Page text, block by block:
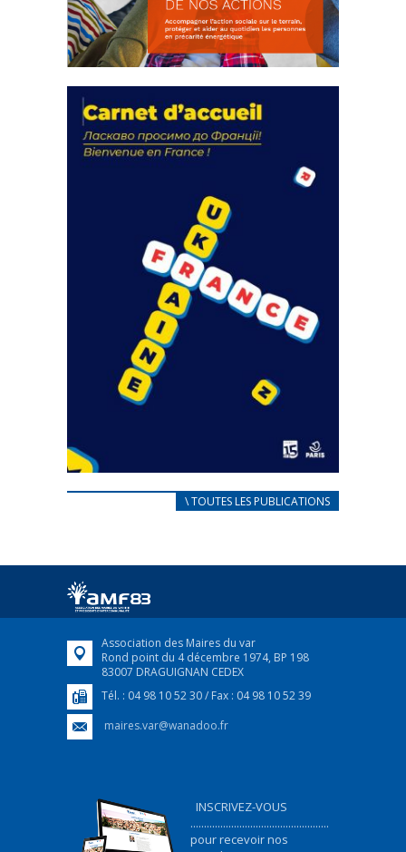
actions
18 septembre 2023
FEUILLETER
CARNET D’ACCUEIL
Afin d’accompagner au mieux les réfugiés
FEUILLETER
\ TOUTES LES PUBLICATIONS
Association des Maires du var
Rond point du 4 décembre 1974, BP 198
83007 DRAGUIGNAN CEDEX
Tél. : 04 98 10 52 30 / Fax : 04 98 10 52 39
maires.var@wanadoo.fr
INSCRIVEZ-VOUS
...................................................
pour recevoir nos